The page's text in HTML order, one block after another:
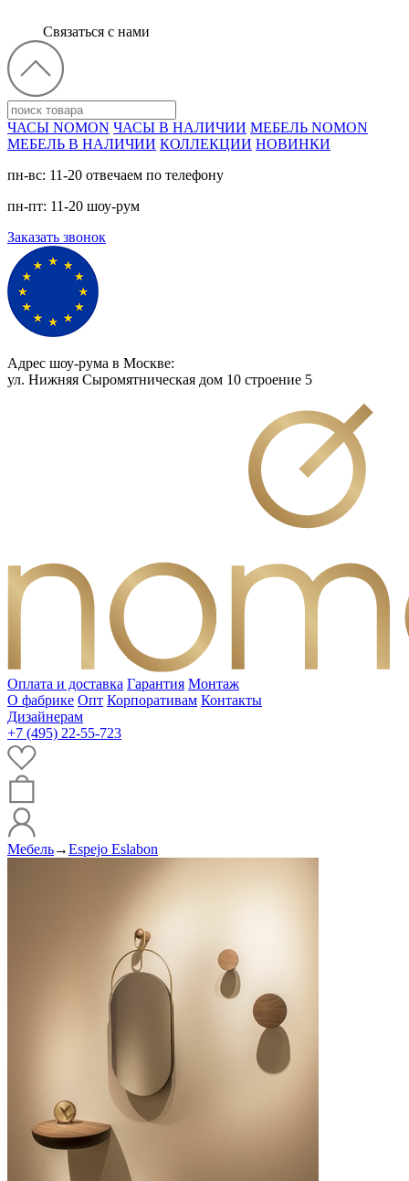
Связаться с нами
ЧАСЫ NOMON ЧАСЫ В НАЛИЧИИ МЕБЕЛЬ NOMON
МЕБЕЛЬ В НАЛИЧИИ КОЛЛЕКЦИИ НОВИНКИ
пн-вс: 11-20 отвечаем по телефону
пн-пт: 11-20 шоу-рум
Заказать звонок
Адрес шоу-рума в Москве:
ул. Нижняя Сыромятническая дом 10 cтроение 5
Оплата и доставка Гарантия Монтаж
О фабрике Опт Корпоративам Контакты
Дизайнерам
+7 (495) 22-55-723
Мебель→Espejo Eslabon